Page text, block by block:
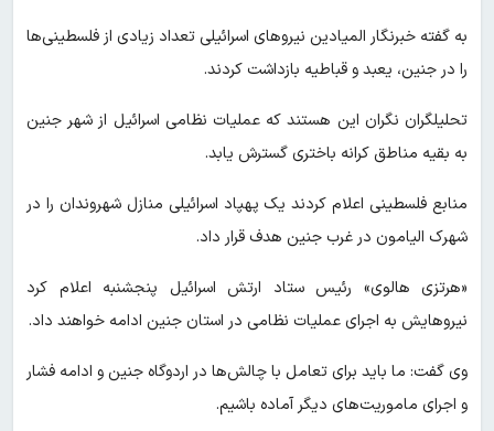
به گفته خبرنگار المیادین نیروهای اسرائیلی تعداد زیادی از فلسطینی‌ها
را در جنین، یعبد و قباطیه بازداشت کردند.
تحلیلگران نگران این هستند که عملیات نظامی اسرائیل از شهر جنین
به بقیه مناطق کرانه باختری گسترش یابد.
منابع فلسطینی اعلام کردند یک پهپاد اسرائیلی منازل شهروندان را در
شهرک الیامون در غرب جنین هدف قرار داد.
«هرتزی هالوی» رئیس ستاد ارتش اسرائیل پنجشنبه اعلام کرد
نیروهایش به اجرای عملیات نظامی در استان جنین ادامه خواهند داد.
وی گفت: ما باید برای تعامل با چالش‌ها در اردوگاه جنین و ادامه فشار
و اجرای ماموریت‌های دیگر آماده باشیم.